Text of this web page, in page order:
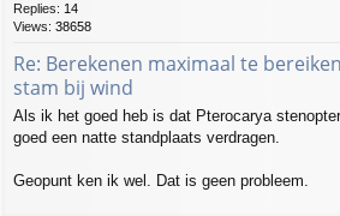
Replies: 14
Views: 38658
Re: Berekenen maximaal te
stam bij wind
Als ik het goed heb is dat Pterocarya
goed een natte standplaats verdragen.
Geopunt ken ik wel. Dat is geen probleem.